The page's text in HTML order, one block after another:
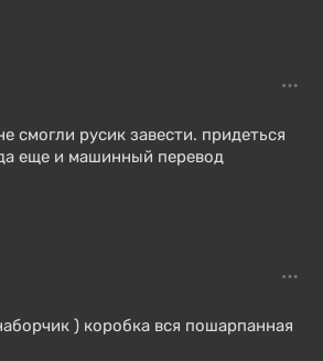
смогли русик завести. придеться
еще и машинный перевод
) коробка вся пошарпанная